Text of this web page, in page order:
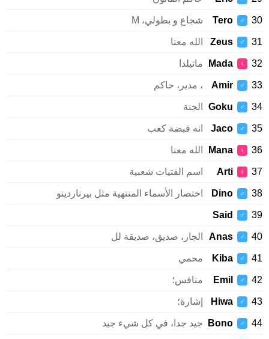
♂
Tero شجاع و بطولي، M
♂
Zeus الله معنا
♀
Mada ماتيلدا
♂
Amir ، مدير، حاكم
♂
Goku الجنة
♂
Jaco انه قبضة كعب
♀
Mana الله معنا
♀
Arti اسم الفتيات شعبية
♂
Dino اختصار الأسماء المنتهية مثل بيرناردينو
♂
Said
♂
Anas الجار، صديق، صديقة لل
♂
Kiba محمي
♂
Emil منافس؛
♂
Hiwa إشارة؛
♂
Bono جيد جدا، في كل شيء جيد